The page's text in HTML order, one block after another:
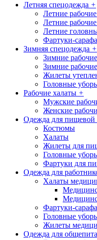
Летняя спецодежда +
Летние
Летние
Летние
Фартуки-
Зимняя спецодежда +
Зимние
Зимние
Жилеты
Головные
Рабочие халаты +
Мужские
Женские
Одежда для
Костюмы
Халаты
Жилеты для
Головные
Фартуки для
Одежда для
Халаты
Фартуки-
Головные
Жилеты
Одежда для общепита